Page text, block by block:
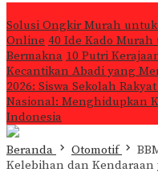
Solusi Ongkir Murah
Online 40 Ide Kado
Bermakna 10 Putri
Kecantikan Abadi yang
2026: Siswa Sekolah
Nasional: Menghidupkan
Indonesia
Beranda Otomotif
Kelebihan dan Kendaraan